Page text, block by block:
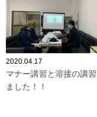
2020.04.17
マナー講習と溶接の講
ました！！